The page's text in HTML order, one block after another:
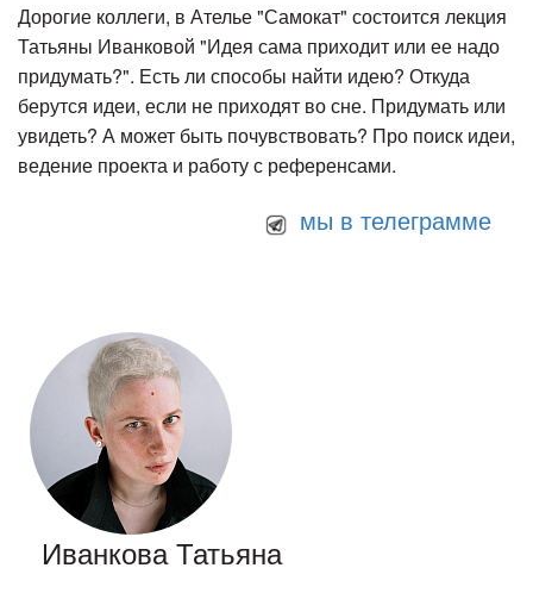
Дорогие коллеги, в Ателье "Самокат" состоится лекция
Татьяны Иванковой "Идея сама приходит или ее надо
придумать?". Есть ли способы найти идею? Откуда
берутся идеи, если не приходят во сне. Придумать или
увидеть? А может быть почувствовать? Про поиск идеи,
ведение проекта и работу с референсами.
мы в телеграмме
Иванкова Татьяна